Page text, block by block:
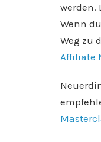
werden.
Wenn
Weg zu
Affiliate